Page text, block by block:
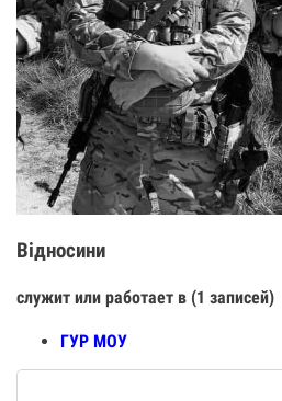
Відносини
служит или работает в (1 записей)
ГУР МОУ